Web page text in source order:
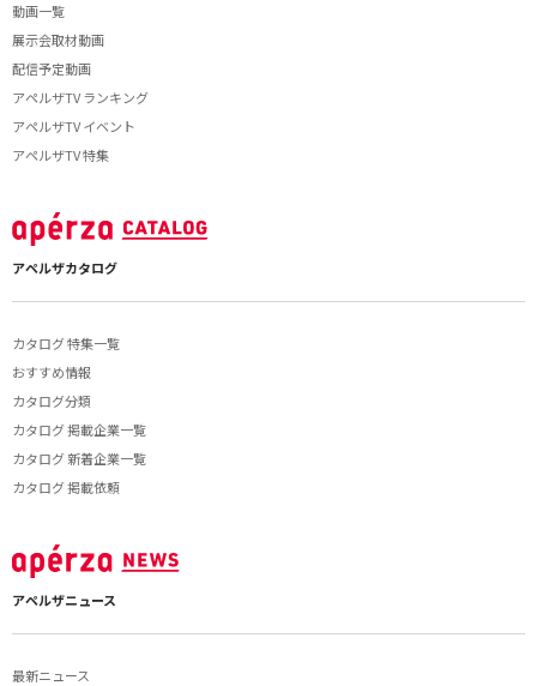
動画一覧
展示会取材動画
配信予定動画
アペルザTV ランキング
アペルザTV イベント
アペルザTV 特集
アペルザカタログ
カタログ 特集一覧
おすすめ情報
カタログ分類
カタログ 掲載企業一覧
カタログ 新着企業一覧
カタログ 掲載依頼
アペルザニュース
最新ニュース